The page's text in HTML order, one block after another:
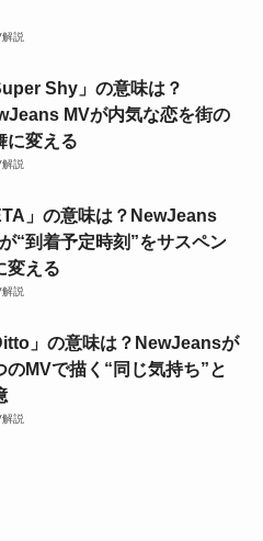
解説
Shy」の意味は？
MVが内気な恋を街の
に変える
解説
」の意味は？NewJeans
“到着予定時刻”をサスペン
変える
解説
」の意味は？NewJeansが
のMVで描く“同じ気持ち”と
解説